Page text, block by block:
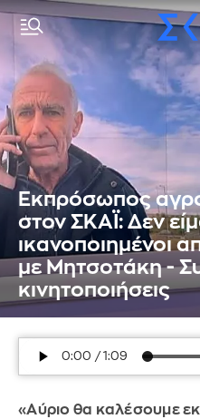
Εκπρόσωπος
στον ΣΚΑΪ: Δεν
ικανοποιημένοι
με Μητσοτάκη -
κινητοποιήσεις
«Αύριο θα καλέσουμε